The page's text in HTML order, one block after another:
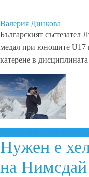
Валерия Динкова
Българският състезател
медал при юношите U17
катерене в дисциплината
Височинен алпинизъм
Нужен е
на